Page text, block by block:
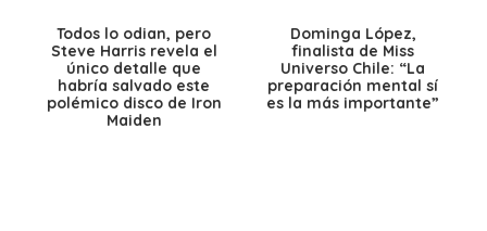
Todos lo odian, pero
Steve Harris revela el
único detalle que
habría salvado este
polémico disco de Iron
Maiden
Dominga López,
finalista de Miss
Universo Chile: “La
preparación mental sí
es la más importante”